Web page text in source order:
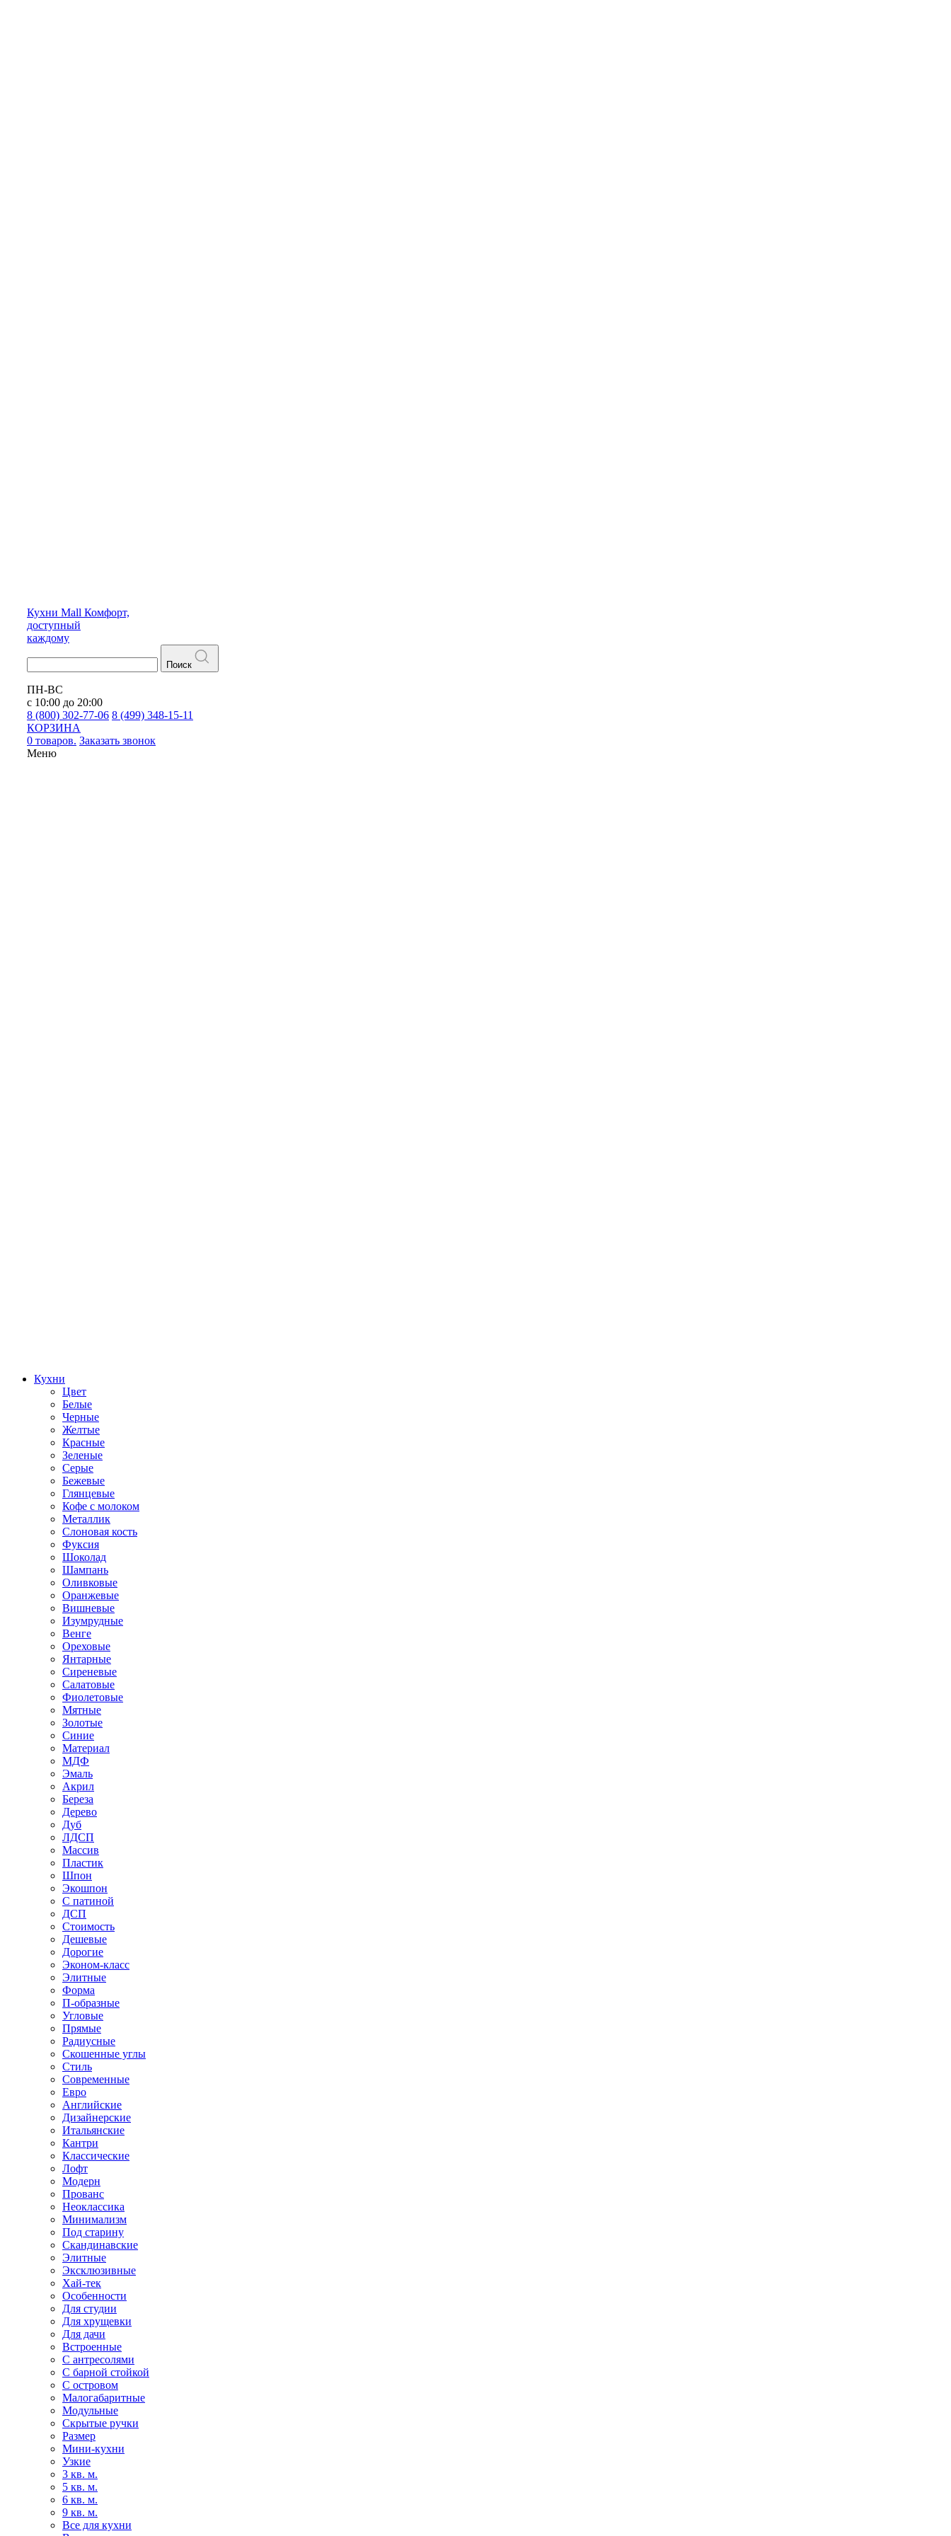
Кухни Mall Комфорт,
доступный
каждому
Поиск
ПН-ВС
с 10:00 до 20:00
8 (800) 302-77-06 8 (499) 348-15-11
КОРЗИНА
0 товаров. Заказать звонок
Меню
Кухни
Цвет
Белые
Черные
Желтые
Красные
Зеленые
Серые
Бежевые
Глянцевые
Кофе с молоком
Металлик
Слоновая кость
Фуксия
Шоколад
Шампань
Оливковые
Оранжевые
Вишневые
Изумрудные
Венге
Ореховые
Янтарные
Сиреневые
Салатовые
Фиолетовые
Мятные
Золотые
Синие
Материал
МДФ
Эмаль
Акрил
Береза
Дерево
Дуб
ЛДСП
Массив
Пластик
Шпон
Экошпон
С патиной
ДСП
Стоимость
Дешевые
Дорогие
Эконом-класс
Элитные
Форма
П-образные
Угловые
Прямые
Радиусные
Скошенные углы
Стиль
Современные
Евро
Английские
Дизайнерские
Итальянские
Кантри
Классические
Лофт
Модерн
Прованс
Неоклассика
Минимализм
Под старину
Скандинавские
Элитные
Эксклюзивные
Хай-тек
Особенности
Для студии
Для хрущевки
Для дачи
Встроенные
С антресолями
С барной стойкой
С островом
Малогабаритные
Модульные
Скрытые ручки
Размер
Мини-кухни
Узкие
3 кв. м.
5 кв. м.
6 кв. м.
9 кв. м.
Все для кухни